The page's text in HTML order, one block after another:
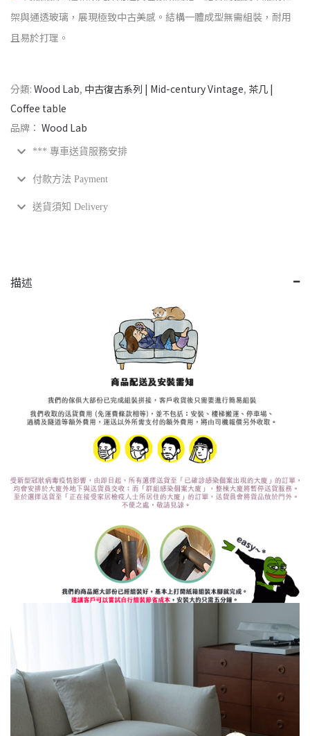
架與通透玻璃，展現極致中古美感。結構一體成型無需組裝，耐用
且易於打理。
分類: Wood Lab, 中古復古系列 | Mid-century Vintage, 茶几 |
Coffee table
品牌： Wood Lab
*** 專車送貨服務安排
付款方法 Payment
送貨須知 Delivery
描述